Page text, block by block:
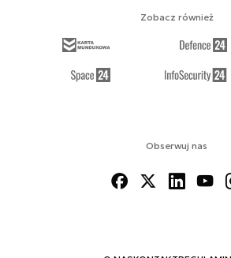
Obserwuj nas
Zobacz również